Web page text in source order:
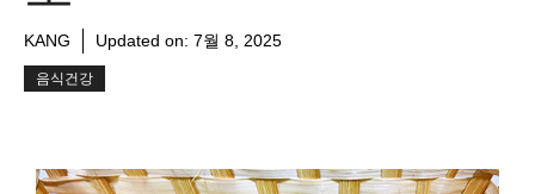
KANG Updated on: 7월 8, 2025
음식건강